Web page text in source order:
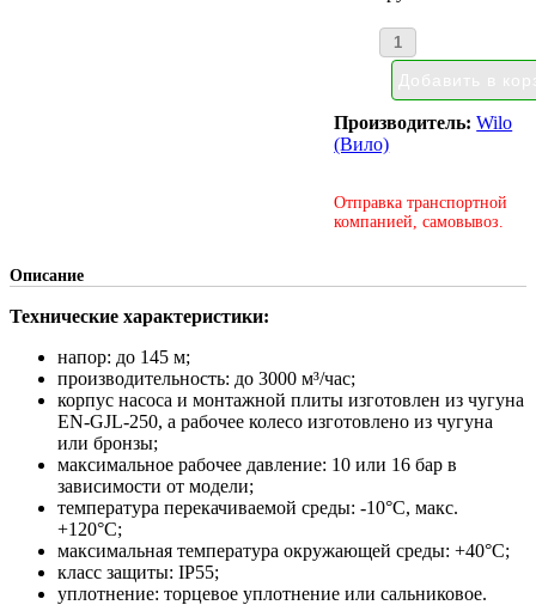
Производитель:Wilo
(Вило)
Отправка транспортной
компанией, самовывоз.
Описание
Технические характеристики:
напор: до 145 м;
производительность: до 3000 м³/час;
корпус насоса и монтажной плиты изготовлен из чугуна
EN-GJL-250, а рабочее колесо изготовлено из чугуна
или бронзы;
максимальное рабочее давление: 10 или 16 бар в
зависимости от модели;
температура перекачиваемой среды: -10°С, макс.
+120°С;
максимальная температура окружающей среды: +40°С;
класс защиты: IP55;
уплотнение: торцевое уплотнение или сальниковое.